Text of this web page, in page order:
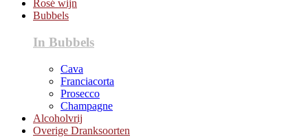
Rosé wijn
Bubbels
In Bubbels
Cava
Franciacorta
Prosecco
Champagne
Alcoholvrij
Overige Dranksoorten